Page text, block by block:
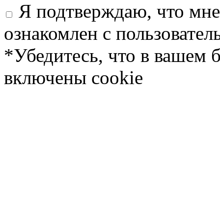
Я подтверждаю, что
ознакомлен с
*Убедитесь, что в вашем
включены cookie